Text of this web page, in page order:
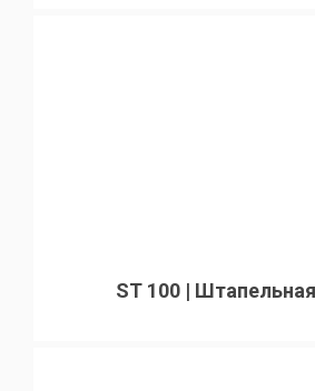
ST 100 |